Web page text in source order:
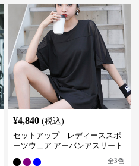
¥4,840 (税込)
セットアップ レディーススポ
ーツウェア アーバンアスリート
全3色